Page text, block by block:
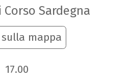
Sardegna
sulla mappa
17.00